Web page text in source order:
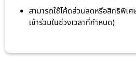
สามารถใช้โค้ดส่วนลดหรือสิทธิพิเ
เข้าร่วมในช่วงเวลาที่กำหนด)